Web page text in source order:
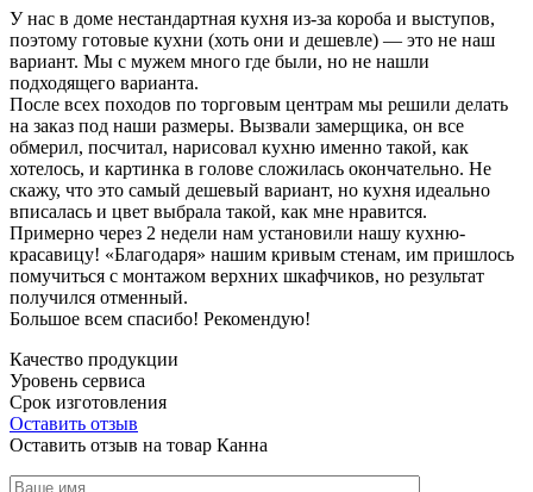
У нас в доме нестандартная кухня из-за короба и выступов,
поэтому готовые кухни (хоть они и дешевле) — это не наш
вариант. Мы с мужем много где были, но не нашли
подходящего варианта.
После всех походов по торговым центрам мы решили делать
на заказ под наши размеры. Вызвали замерщика, он все
обмерил, посчитал, нарисовал кухню именно такой, как
хотелось, и картинка в голове сложилась окончательно. Не
скажу, что это самый дешевый вариант, но кухня идеально
вписалась и цвет выбрала такой, как мне нравится.
Примерно через 2 недели нам установили нашу кухню-
красавицу! «Благодаря» нашим кривым стенам, им пришлось
помучиться с монтажом верхних шкафчиков, но результат
получился отменный.
Большое всем спасибо! Рекомендую!
Качество продукции
Уровень сервиса
Срок изготовления
Оставить отзыв
Оставить отзыв на товар Канна